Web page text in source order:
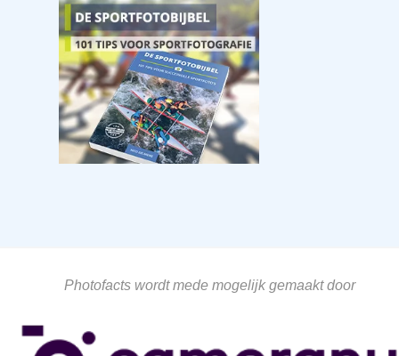
Photofacts wordt mede mogelijk gemaakt door